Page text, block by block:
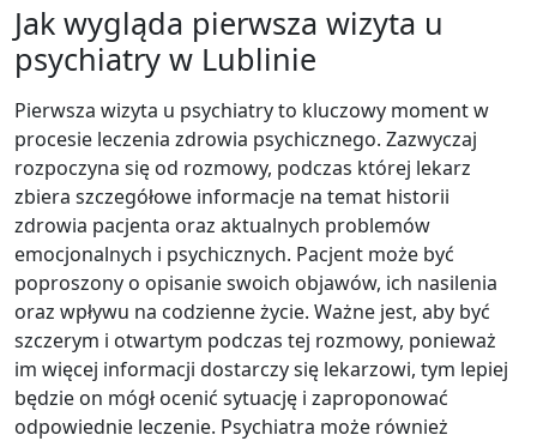
Jak wygląda pierwsza wizyta u
psychiatry w Lublinie
Pierwsza wizyta u psychiatry to kluczowy moment w
procesie leczenia zdrowia psychicznego. Zazwyczaj
rozpoczyna się od rozmowy, podczas której lekarz
zbiera szczegółowe informacje na temat historii
zdrowia pacjenta oraz aktualnych problemów
emocjonalnych i psychicznych. Pacjent może być
poproszony o opisanie swoich objawów, ich nasilenia
oraz wpływu na codzienne życie. Ważne jest, aby być
szczerym i otwartym podczas tej rozmowy, ponieważ
im więcej informacji dostarczy się lekarzowi, tym lepiej
będzie on mógł ocenić sytuację i zaproponować
odpowiednie leczenie. Psychiatra może również